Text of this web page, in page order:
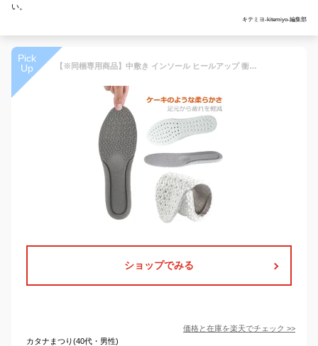
い。
キテミヨ-kitemiyo-編集部
Pick
Up
【※同梱専用商品】中敷き インソール ヒールアップ 衝撃 吸収 消臭 通気 低反発 クッション ブーツ スニーカー ランニング スポーツ ビジネス 柔らか 疲れにくい 立ち仕事 長靴 安全靴 身長アップ メンズ レディース 中敷 かかと 靴 靴ケア用品
ショップでみる
価格と在庫を楽天でチェック >>
カタナまつり(40代・男性)